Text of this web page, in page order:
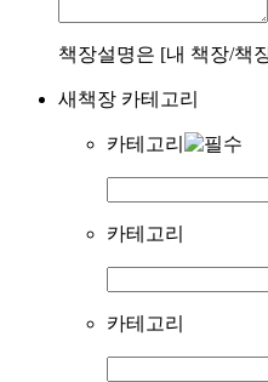
책장설명은 [내 책장/책
새책장 카테고리
카테고리
카테고리
카테고리